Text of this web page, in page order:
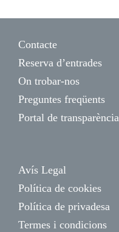
Contacte
Reserva d’entrades
On trobar-nos
Preguntes freqüents
Portal de transparència
Avís Legal
Política de cookies
Política de privadesa
Termes i condicions